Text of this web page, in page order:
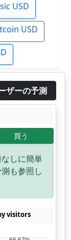
USD
USD
ザーの予測
買う
しに簡単
も参照し
visitors